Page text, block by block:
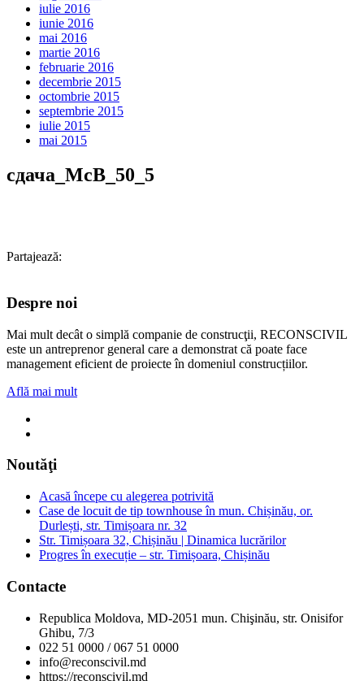
iulie 2016
iunie 2016
mai 2016
martie 2016
februarie 2016
decembrie 2015
octombrie 2015
septembrie 2015
iulie 2015
mai 2015
сдача_МсВ_50_5
Partajează:
Despre noi
Mai mult decât o simplă companie de construcţii, RECONSCIVIL
este un antreprenor general care a demonstrat că poate face
management eficient de proiecte în domeniul construcțiilor.
Află mai mult
Noutăţi
Acasă începe cu alegerea potrivită
Case de locuit de tip townhouse în mun. Chișinău, or.
Durlești, str. Timișoara nr. 32
Str. Timișoara 32, Chișinău | Dinamica lucrărilor
Progres în execuție – str. Timișoara, Chișinău
Contacte
Republica Moldova, MD-2051 mun. Chişinău, str. Onisifor
Ghibu, 7/3
022 51 0000 / 067 51 0000
info@reconscivil.md
https://reconscivil.md